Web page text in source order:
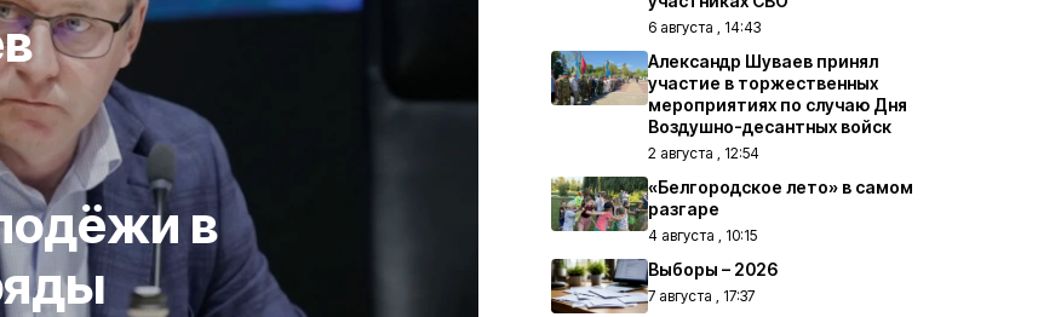
в
6 августа , 14:43
Александр Шуваев принял
участие в торжественных
мероприятиях по случаю Дня
Воздушно-десантных войск
2 августа , 12:54
«Белгородское лето» в самом
разгаре
4 августа , 10:15
Выборы – 2026
7 августа , 17:37